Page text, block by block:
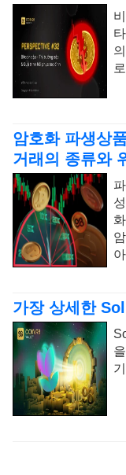
암호화 파생상
거래의 종류와
가장 상세한